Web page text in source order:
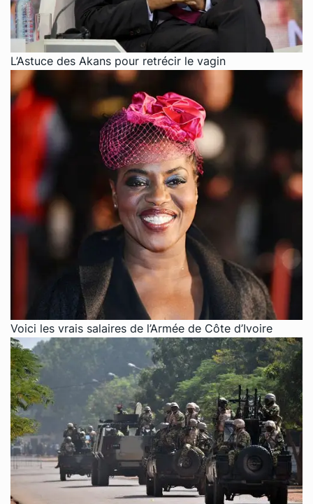
L’Astuce des Akans pour retrécir le vagin
Voici les vrais salaires de l’Armée de Côte d’Ivoire